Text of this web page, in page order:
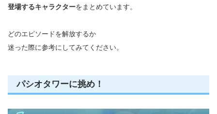
登場するキャラクターをまとめています。
どのエピソードを解放するか
迷った際に参考にしてみてください。
パシオタワーに挑め！